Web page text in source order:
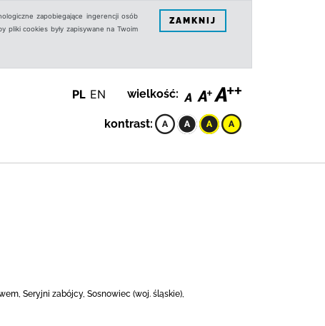
zapobiegające ingerencji osób
pliki cookies były zapisywane na Twoim
ZAMKNIJ
PL EN wielkość:
kontrast:
Seryjni zabójcy, Sosnowiec (woj. śląskie),